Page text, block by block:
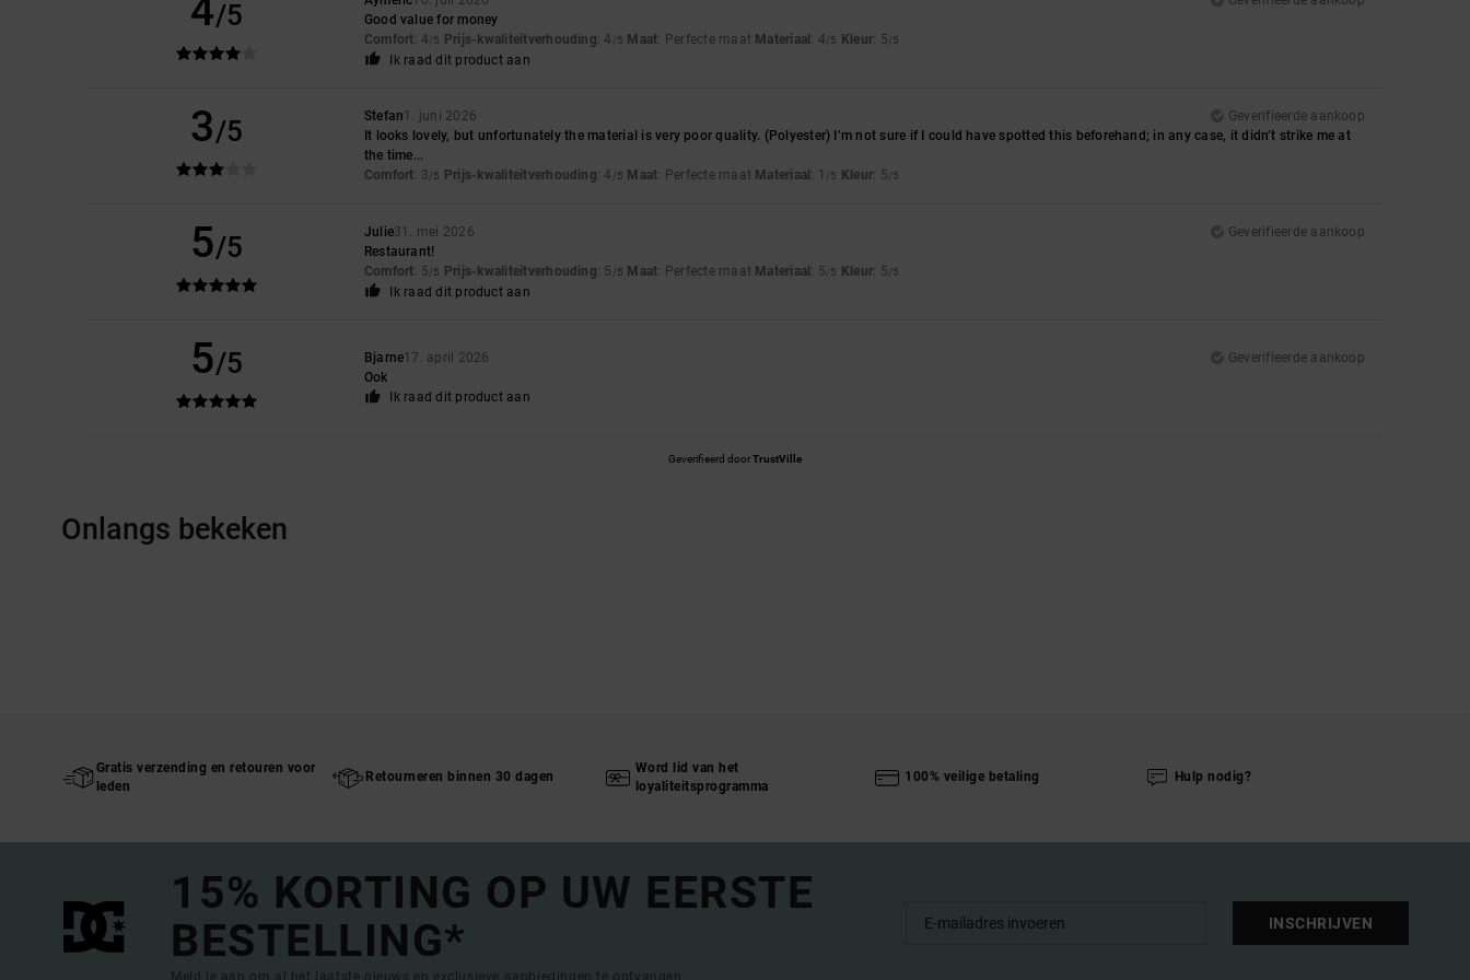
4/5
Good value for money
Comfort: 4/5 Prijs-kwaliteitverhouding: 4 /5 Maat: Perfecte maat Materiaal : 4/5 Kleur: 5/5
Ik raad dit product aan
3/5 Stefan1. juni 2026
Geverifieerde aankoop
It looks lovely, but unfortunately the material is very poor quality. (Polyester) I’m not sure if I could have spotted this beforehand; in any case, it didn’t strike me at
the time...
Comfort: 3/5 Prijs-kwaliteitverhouding: 4 /5 Maat: Perfecte maat Materiaal : 1 /5 Kleur: 5/5
5/5 Julie31. mei 2026
Geverifieerde aankoop
Restaurant!
Comfort: 5/5 Prijs-kwaliteitverhouding: 5 /5 Maat: Perfecte maat Materiaal : 5/5 Kleur: 5/5
Ik raad dit product aan
5/5 Bjarne17. april 2026
Geverifieerde aankoop
Ook
Ik raad dit product aan
Geverifieerd doorTrustVille
Onlangs bekeken
Gratis verzending en retouren voor
leden
Retourneren binnen 30 dagen
Word lid van het
loyaliteitsprogramma
100% veilige betaling Hulp nodig?
15% KORTING OP UW EERSTE
BESTELLING*
Meld je aan om al het laatste nieuws en exclusieve aanbiedingen te ontvangen.
INSCHRIJVEN